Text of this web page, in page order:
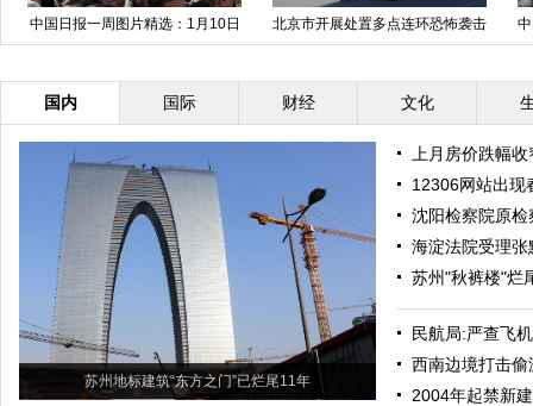
中国日报一周图片精选：1月10日
—16日
北京市开展处置多点连环恐怖袭击
实战演练
中
国内 国际 财经 文化
苏州地标建筑“东方之门”已烂尾11年
上月房价跌幅
12306网站出现
沈阳检察院原
海淀法院受理
苏州"秋裤楼"烂
民航局:严查飞
西南边境打击
2004年起禁新